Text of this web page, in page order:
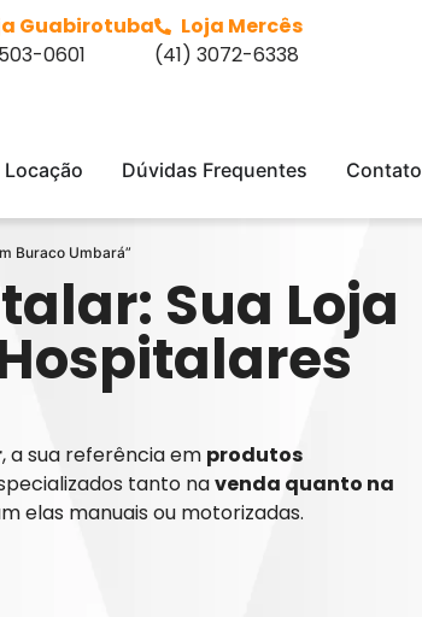
Guabirotuba
0601
Loja Mercês
(41) 3072-6338
Locação Dúvidas Frequentes Contato
Buraco Umbará”
Sua Loja
, a sua referência em produtos
tanto navenda quanto na
elas manuais ou motorizadas.